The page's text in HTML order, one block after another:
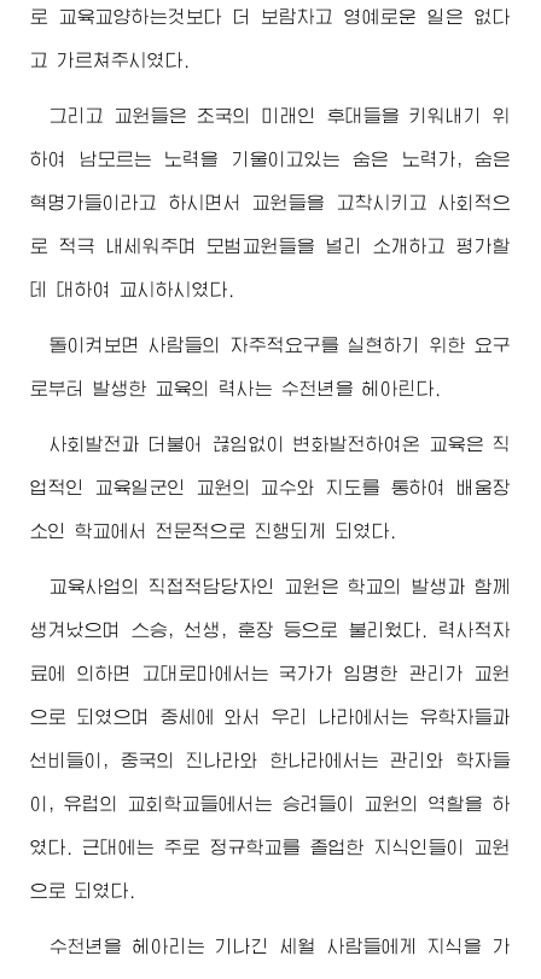
로 교육교양하는것보다 더 보람차고 영예로운 일은 없다
고 가르쳐주시였다.
그리고 교원들은 조국의 미래인 후대들을 키워내기 위
하여 남모르는 노력을 기울이고있는 숨은 노력가, 숨은
혁명가들이라고 하시면서 교원들을 고착시키고 사회적으
로 적극 내세워주며 모범교원들을 널리 소개하고 평가할
데 대하여 교시하시였다.
돌이켜보면 사람들의 자주적요구를 실현하기 위한 요구
로부터 발생한 교육의 력사는 수천년을 헤아린다.
사회발전과 더불어 끊임없이 변화발전하여온 교육은 직
업적인 교육일군인 교원의 교수와 지도를 통하여 배움장
소인 학교에서 전문적으로 진행되게 되였다.
교육사업의 직접적담당자인 교원은 학교의 발생과 함께
생겨났으며 스승, 선생, 훈장 등으로 불리웠다. 력사적자
료에 의하면 고대로마에서는 국가가 임명한 관리가 교원
으로 되였으며 중세에 와서 우리 나라에서는 유학자들과
선비들이, 중국의 진나라와 한나라에서는 관리와 학자들
이, 유럽의 교회학교들에서는 승려들이 교원의 역할을 하
였다. 근대에는 주로 정규학교를 졸업한 지식인들이 교원
으로 되였다.
수천년을 헤아리는 기나긴 세월 사람들에게 지식을 가